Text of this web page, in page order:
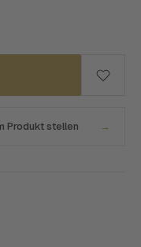
Produkt stellen →